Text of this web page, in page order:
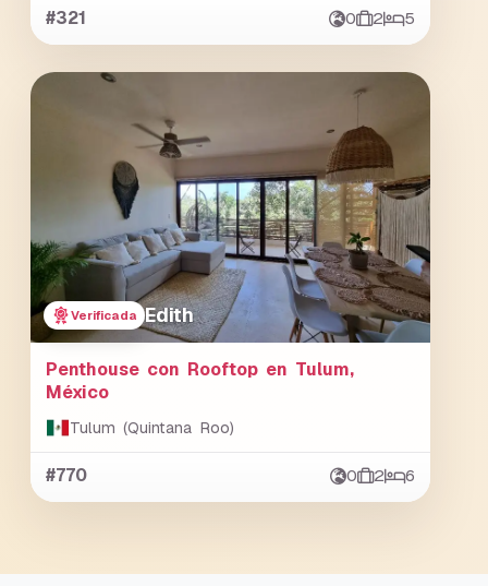
#321 0 2 5
Verificada Edith
Penthouse con Rooftop en Tulum,
México
Tulum (Quintana Roo)
#770 0 2 6